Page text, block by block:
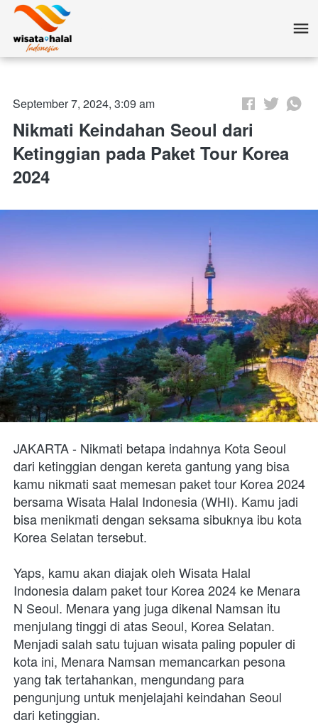
September 7, 2024, 3:09 am
Nikmati Keindahan Seoul dari
Ketinggian pada Paket Tour Korea
2024
JAKARTA - Nikmati betapa indahnya Kota Seoul
dari ketinggian dengan kereta gantung yang bisa
kamu nikmati saat memesan paket tour Korea 2024
bersama Wisata Halal Indonesia (WHI). Kamu jadi
bisa menikmati dengan seksama sibuknya ibu kota
Korea Selatan tersebut.
Yaps, kamu akan diajak oleh Wisata Halal
Indonesia dalam paket tour Korea 2024 ke Menara
N Seoul. Menara yang juga dikenal Namsan itu
menjulang tinggi di atas Seoul, Korea Selatan.
Menjadi salah satu tujuan wisata paling populer di
kota ini, Menara Namsan memancarkan pesona
yang tak tertahankan, mengundang para
pengunjung untuk menjelajahi keindahan Seoul
dari ketinggian.